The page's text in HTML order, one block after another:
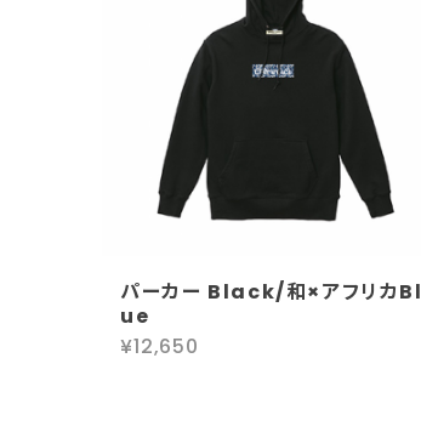
パーカー Black/和×アフリカBl
ue
¥12,650